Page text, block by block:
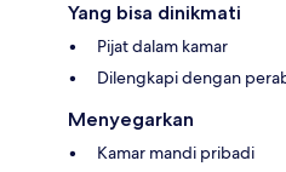
Yang bisa dinikmati
Pijat dalam kamar
Dilengkapi dengan
Menyegarkan
Kamar mandi pribadi